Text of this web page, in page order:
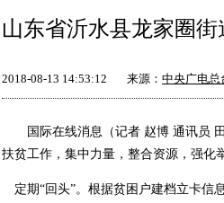
山东省沂水县龙家圈
2018-08-13 14:53:12 来源： 中央广电总
国际在线消息（记者 赵博 通讯员 田
扶贫工作，集中力量，整合资源，强化
定期“回头”。根据贫困户建档立卡信